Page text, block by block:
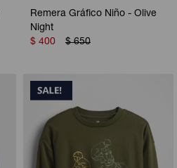
Remera Gráfico Niño - Olive
Night
$ 400 $ 650